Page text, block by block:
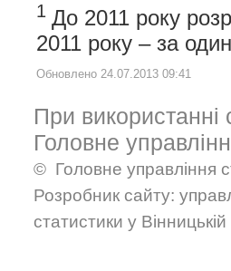
1 До 2011 року
2011 року – за
Обновлено 24.07.2013 09:41
При використанні
Головне
© Головне управління
Розробник сайту:
статистики у Вінницькій